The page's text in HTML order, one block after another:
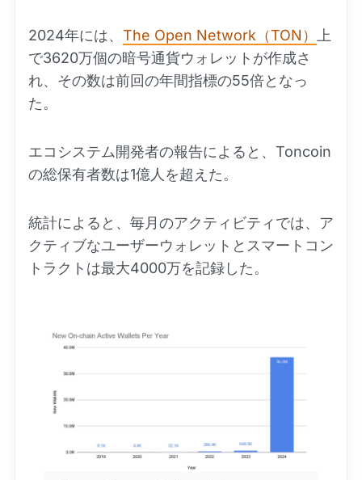
2024年には、 The Open Network（TON）
上
で3620万個の暗号通貨ウォレットが作成さ
れ、その数は前回の年間指標の55倍となっ
た。
エコシステム開発者の報告によると、Toncoin
の総保有者数は1億人を超えた。
統計によると、毎月のアクティビティでは、ア
クティブなユーザーウォレットとスマートコン
トラクトは最大4000万を記録した。